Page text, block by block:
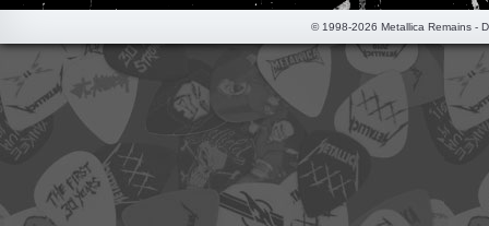
© 1998-2026 Metallica Remains -